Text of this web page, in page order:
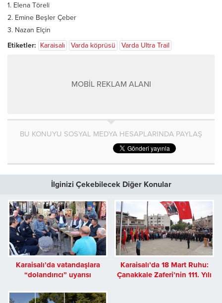
1. Elena Töreli
2. Emine Beşler Çeber
3. Nazan Elçin
Etiketler: Karaisalı Varda köprüsü Varda Ultra Trail
MOBİL REKLAM ALANI
BU KONUYU SOSYAL MEDYA HESAPLARINDA PAYLAŞ
İlginizi Çekebilecek Diğer Konular
Karaisalı’da vatandaşlara
“dolandırıcı” uyarısı
Karaisalı’da 18 Mart Ruhu:
Çanakkale Zaferi’nin 111. Yılı